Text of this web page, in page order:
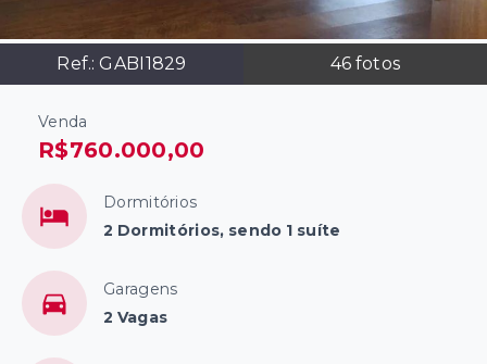
Ref.:GABI1829 46 fotos
Venda
R$760.000,00
Dormitórios
2 Dormitórios, sendo 1 suíte
Garagens
2 Vagas